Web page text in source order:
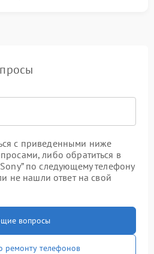
с приведенными ниже
либо обратиться в
по следующему телефону
не нашли ответ на свой
вопросы
ремонту телефонов